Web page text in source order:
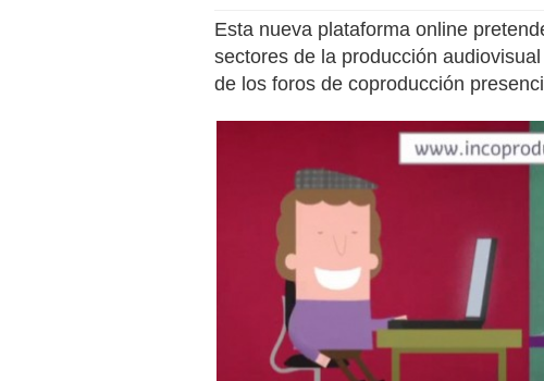
Esta nueva plataforma online
sectores de la producción
de los foros de coproducción